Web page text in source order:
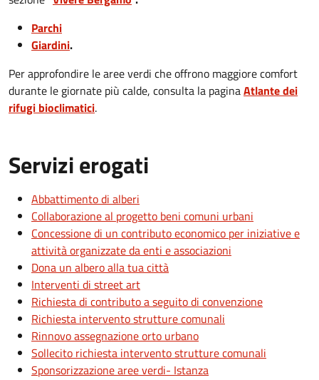
Parchi
Giardini.
Per approfondire le aree verdi che offrono maggiore comfort
durante le giornate più calde, consulta la paginaAtlante dei
rifugi bioclimatici.
Servizi erogati
Abbattimento di alberi
Collaborazione al progetto beni comuni urbani
Concessione di un contributo economico per iniziative e
attività organizzate da enti e associazioni
Dona un albero alla tua città
Interventi di street art
Richiesta di contributo a seguito di convenzione
Richiesta intervento strutture comunali
Rinnovo assegnazione orto urbano
Sollecito richiesta intervento strutture comunali
Sponsorizzazione aree verdi- Istanza